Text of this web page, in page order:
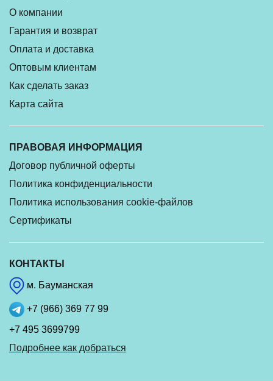
О компании
Гарантия и возврат
Оплата и доставка
Оптовым клиентам
Как сделать заказ
Карта сайта
ПРАВОВАЯ ИНФОРМАЦИЯ
Договор публичной оферты
Политика конфиденциальности
Политика использования cookie-файлов
Сертификаты
КОНТАКТЫ
м. Бауманская
+7 (966) 369 77 99
+7 495 3699799
Подробнее как добраться